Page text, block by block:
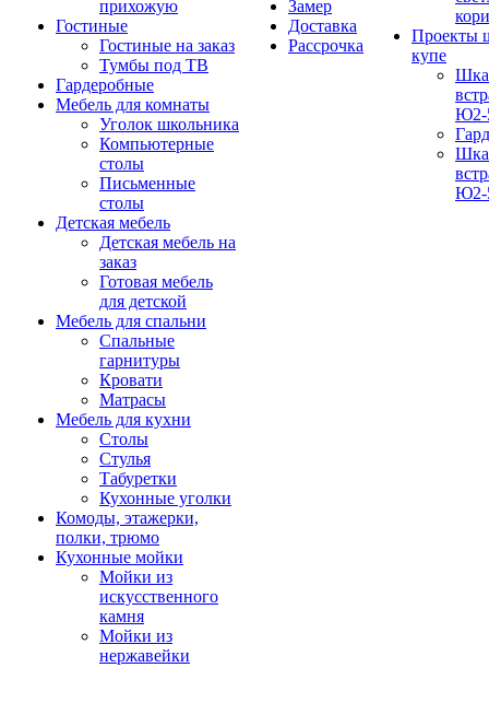
прихожую
Гостиные
Гостиные на заказ
Тумбы под ТВ
Гардеробные
Мебель для комнаты
Уголок школьника
Компьютерные
столы
Письменные
столы
Детская мебель
Детская мебель на
заказ
Готовая мебель
для детской
Мебель для спальни
Спальные
гарнитуры
Кровати
Матрасы
Мебель для кухни
Столы
Стулья
Табуретки
Кухонные уголки
Комоды, этажерки,
полки, трюмо
Кухонные мойки
Мойки из
искусственного
камня
Мойки из
нержавейки
Замер
Доставка
Рассрочка
Проекты
купе
Ю2-
Ю2-